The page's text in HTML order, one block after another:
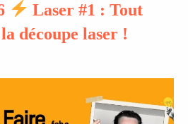
Laser #1 : Tout
découpe laser !